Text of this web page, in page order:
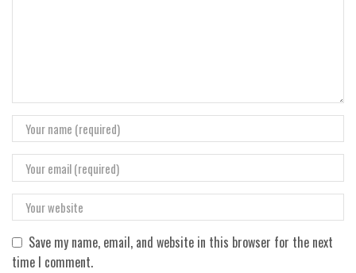
Save my name, email, and website in this browser for the next
time I comment.